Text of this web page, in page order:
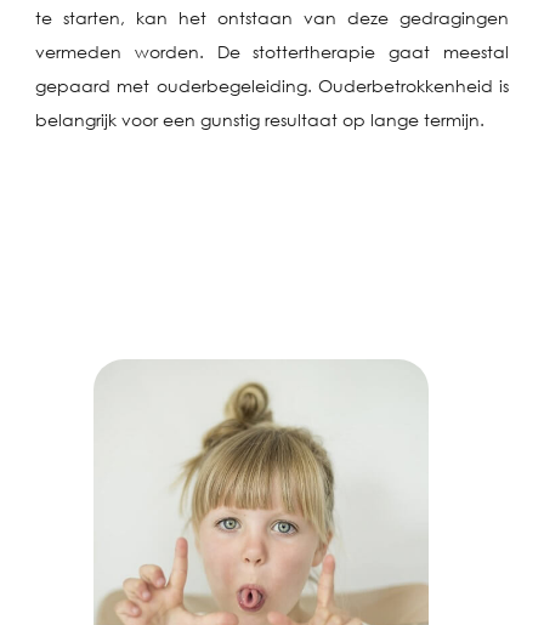
te starten, kan het ontstaan van deze gedragingen
vermeden worden. De stottertherapie gaat meestal
gepaard met ouderbegeleiding. Ouderbetrokkenheid is
belangrijk voor een gunstig resultaat op lange termijn.